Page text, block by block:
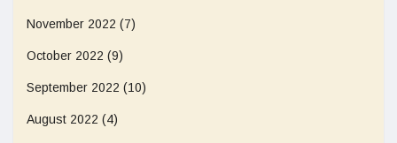
November 2022 (7)
October 2022 (9)
September 2022 (10)
August 2022 (4)